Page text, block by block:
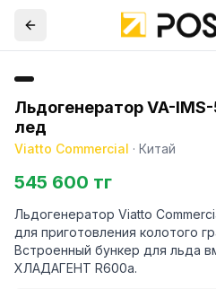
Льдогенератор VA-
лед
Viatto Commercial · Китай
545 600 тг
Льдогенератор Viatto
для приготовления колотого
Встроенный бункер для льда
ХЛАДАГЕНТ R600a.